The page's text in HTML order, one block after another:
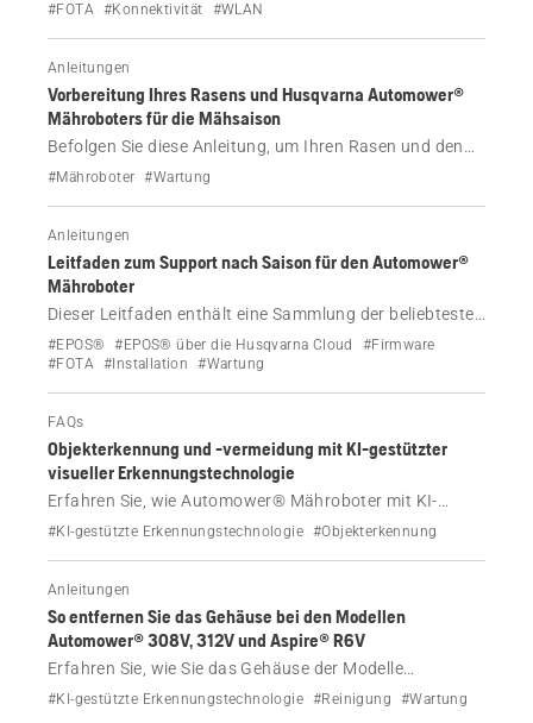
Anforderungen, Einrichtungsanweisungen und Tipps für
#FOTA #Konnektivität #WLAN
Anleitungen
Vorbereitung Ihres Rasens und Husqvarna Automower®
Mähroboters für die Mähsaison
Befolgen Sie diese Anleitung, um Ihren Rasen und den
Husqvarna Automower® Mähroboter für die Mähsaison
Automower® Mähroboter vorbereiten.
#Mähroboter #Wartung
Anleitungen
Leitfaden zum Support nach Saison für den Automower®
Mähroboter
Dieser Leitfaden enthält eine Sammlung der beliebtesten
Support-Themen für den Automower® Mähroboter zu
jeder Saison, von der Vorbereitung im Frühjahr bis zur
physischem Begrenzungskabel, Tipps zur Akkupflege,
intelligenten Funktionen für Automower® Connect und
vielem mehr.
#EPOS® #EPOS® über die Husqvarna Cloud
#Firmware
#FOTA #Installation #Wartung
FAQs
Objekterkennung und -vermeidung mit KI-gestützter
visueller Erkennungstechnologie
Erfahren Sie, wie Automower® Mähroboter mit KI-
gestützter visueller Erkennungstechnologie Hindernisse
Objektklassifizierung, Sicherheitsfunktionen und
Kameraeinstellungen.
#KI-gestützte Erkennungstechnologie #Objekterkennung
Anleitungen
So entfernen Sie das Gehäuse bei den Modellen
Automower® 308V, 312V und Aspire® R6V
Erfahren Sie, wie Sie das Gehäuse der Modelle
Automower® 308V, 312V und Aspire® R6V, z. B. zu
#KI-gestützte Erkennungstechnologie #Reinigung #Wartung